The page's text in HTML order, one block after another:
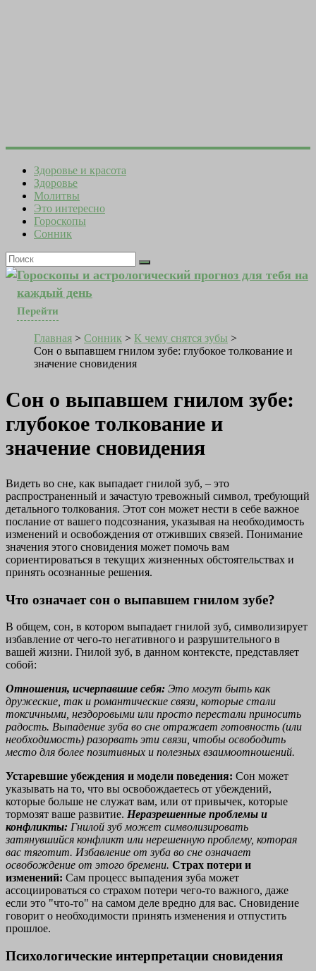
Здоровье и красота
Здоровье
Молитвы
Это интересно
Гороскопы
Сонник
Гороскопы и астрологический прогноз для тебя на
каждый день
Перейти
Главная > Сонник > К чему снятся зубы >
Сон о выпавшем гнилом зубе: глубокое толкование и
значение сновидения
Сон о выпавшем гнилом зубе:
глубокое толкование и
значение сновидения
Видеть во сне, как выпадает гнилой зуб, – это
распространенный и зачастую тревожный символ, требующий
детального толкования. Этот сон может нести в себе важное
послание от вашего подсознания, указывая на необходимость
изменений и освобождения от отживших связей. Понимание
значения этого сновидения может помочь вам
сориентироваться в текущих жизненных обстоятельствах и
принять осознанные решения.
Что означает сон о выпавшем гнилом зубе?
В общем, сон, в котором выпадает гнилой зуб, символизирует
избавление от чего-то негативного и разрушительного в
вашей жизни. Гнилой зуб, в данном контексте, представляет
собой:
Отношения, исчерпавшие себя: Это могут быть как
дружеские, так и романтические связи, которые стали
токсичными, нездоровыми или просто перестали приносить
радость. Выпадение зуба во сне отражает готовность (или
необходимость) разорвать эти связи, чтобы освободить
место для более позитивных и полезных взаимоотношений.
Устаревшие убеждения и модели поведения: Сон может
указывать на то, что вы освобождаетесь от убеждений,
которые больше не служат вам, или от привычек, которые
тормозят ваше развитие. Неразрешенные проблемы и
конфликты: Гнилой зуб может символизировать
затянувшийся конфликт или нерешенную проблему, которая
вас тяготит. Избавление от зуба во сне означает
освобождение от этого бремени. Страх потери и
изменений: Сам процесс выпадения зуба может
ассоциироваться со страхом потери чего-то важного, даже
если это "что-то" на самом деле вредно для вас. Сновидение
говорит о необходимости принять изменения и отпустить
прошлое.
Психологические интерпретации сновидения